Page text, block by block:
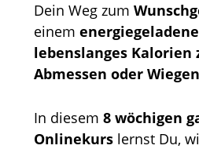
Dein Weg zum
einem
lebenslanges Kalorien
Abmessen oder
In diesem 8 wöchigen
Onlinekurslernst Du,